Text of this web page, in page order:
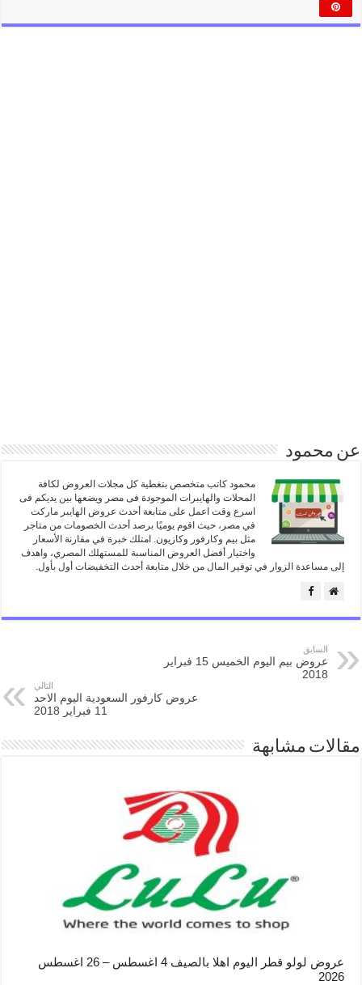
عن محمود
محمود كاتب متخصص بتغطية كل مجلات العروض لكافة
المحلات والهايبرات الموجودة فى مصر ويضعها بين يديكم فى
اسرع وقت اعمل على متابعة أحدث عروض الهايبر ماركت
في مصر، حيث اقوم يوميًا برصد أحدث الخصومات من متاجر
مثل بيم وكارفور وكازيون. امتلك خبرة في مقارنة الأسعار
واختيار أفضل العروض المناسبة للمستهلك المصري، واهدف
إلى مساعدة الزوار في توفير المال من خلال متابعة أحدث التخفيضات أول بأول.
السابق
عروض بيم اليوم الخميس 15 فبراير
2018
التالي
عروض كارفور السعودية اليوم الاحد
11 فبراير 2018
مقالات مشابهة
عروض لولو قطر اليوم اهلا بالصيف 4 اغسطس – 26 اغسطس
2026